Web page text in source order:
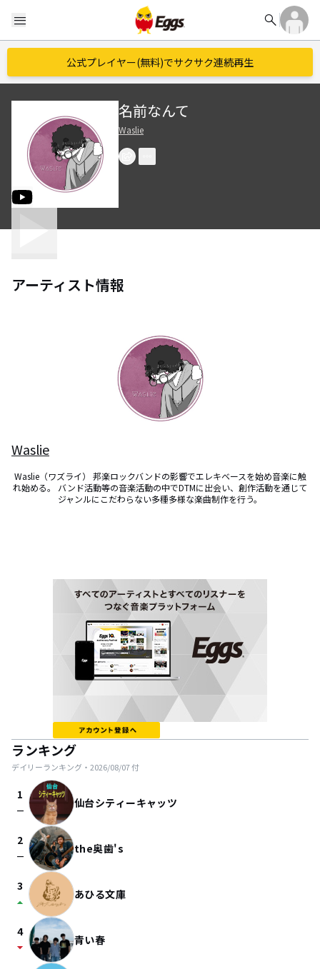
menu search
公式プレイヤー(無料)でサクサク連続再生
名前なんて
Waslie
アーティスト情報
Waslie
Waslie（ワズライ） 邦楽ロックバンドの影響でエレキベースを始め音楽に触
れ始める。 バンド活動等の音楽活動の中でDTMに出会い、創作活動を通じて
ジャンルにこだわらない多種多様な楽曲制作を行う。
ランキング
デイリーランキング・ 2026/08/07付
1
check_indeterminate_small 仙台シティーキャッツ
2
check_indeterminate_small the奥歯's
3
arrow_drop_up あひる文庫
4
arrow_drop_down 青い春